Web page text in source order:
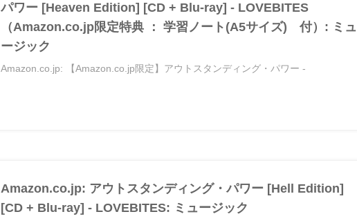
パワー [Heaven Edition] [CD + Blu-ray] - LOVEBITES
（Amazon.co.jp限定特典 ： 学習ノート(A5サイズ) 付）: ミュ
ージック
Amazon.co.jp: 【Amazon.co.jp限定】アウトスタンディング・パワー -
Amazon.co.jp: アウトスタンディング・パワー [Hell Edition]
[CD + Blu-ray] - LOVEBITES: ミュージック